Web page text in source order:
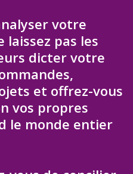
votre
pas les
dicter votre
et offrez-vous
vos propres
le monde entier